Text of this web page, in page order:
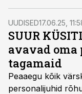
küsitlus näitab, et
juba ammu
ja osa eelistab
muudele
palgaläbipaistvuse
muutusi kõigi
UUDISED17.06.25,
SUUR
avavad oma
tagamaid
Peaaegu kõik
personalijuhid